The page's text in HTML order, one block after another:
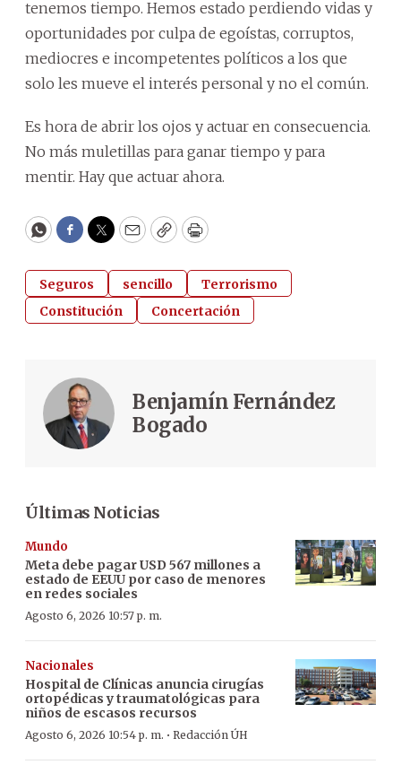
tenemos tiempo. Hemos estado perdiendo vidas y
oportunidades por culpa de egoístas, corruptos,
mediocres e incompetentes políticos a los que
solo les mueve el interés personal y no el común.
Es hora de abrir los ojos y actuar en consecuencia.
No más muletillas para ganar tiempo y para
mentir. Hay que actuar ahora.
WhatsApp
Facebook
Twitter
EmailCopyPrint
Seguros sencillo
Terrorismo
Constitución
Concertación
Benjamín Fernández
Bogado
Últimas Noticias
Mundo
Meta debe pagar USD 567 millones a
estado de EEUU por caso de menores
en redes sociales
Agosto 6, 2026 10:57 p. m.
Nacionales
Hospital de Clínicas anuncia cirugías
ortopédicas y traumatológicas para
niños de escasos recursos
Agosto 6, 2026 10:54 p. m. · Redacción ÚH